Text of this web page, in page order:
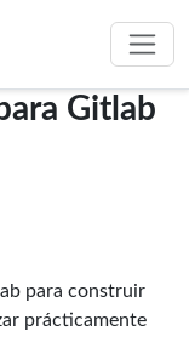
Gitlab
para construir
prácticamente